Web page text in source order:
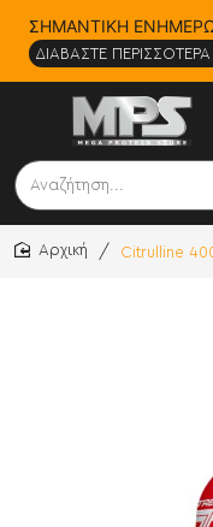
ΣΗΜΑΝΤΙΚΗ
ΔΙΑΒΑΣΤΕ ΠΕΡΙΣΣΟΤΕΡΑ
Αναζήτηση...
Citrulline